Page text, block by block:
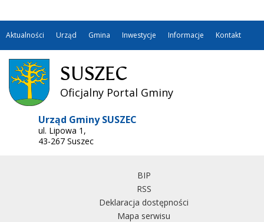
Aktualności Urząd Gmina Inwestycje Informacje Kontakt
SUSZEC
Oficjalny Portal Gminy
Urząd Gminy SUSZEC
ul. Lipowa 1,
43-267 Suszec
BIP
RSS
Deklaracja dostępności
Mapa serwisu